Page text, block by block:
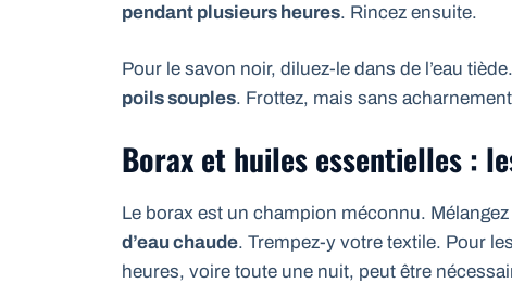
pendant plusieurs heures. Rincez ensuite.
Pour le savon noir, diluez-le dans de l’eau
poils souples. Frottez, mais sans
Borax et huiles essentielles :
Le borax est un champion méconnu.
d’eau chaude. Trempez-y votre textile. Pour
heures, voire toute une nuit, peut être